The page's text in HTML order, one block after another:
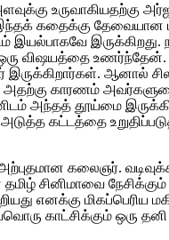
உருவாகியதற்கு
கதைக்கு தேவையான
இயல்பாகவே
விஷயத்தை உணர்ந்தேன்.
இருக்கிறார்கள். ஆனால்
அதற்கு காரணம்
அந்தத் தூய்மை
கட்டத்தை
கலைஞர்.
சினிமாவை நேசிக்கும்
எனக்கு மிகப்பெரிய
காட்சிக்கும் ஒரு தனி